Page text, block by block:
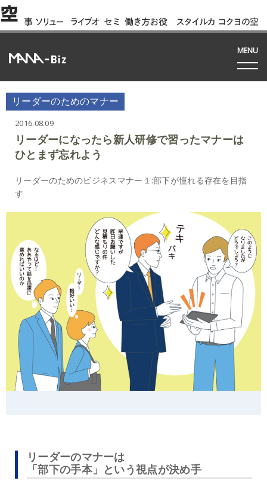
空 事
例
ソリュー
ション
ライブオ
フィス
セミ
ナー
働き方お役
立ち資料
スタイルカ
タログ
コクヨの空
間って!?
MENU
リーダーのためのマナー
2016.08.09
リーダーになったら新人研修で習ったマナーは
ひとまず忘れよう
リーダーのためのビジネスマナー１:部下が憧れる存在を目指
す
リーダーのマナーは
「部下の手本」という視点が決め手